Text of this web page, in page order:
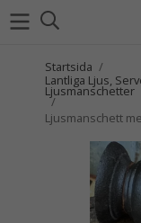
Startsida /
Lantliga Ljus,
Ljusmanschetter
/
Ljusmanschett